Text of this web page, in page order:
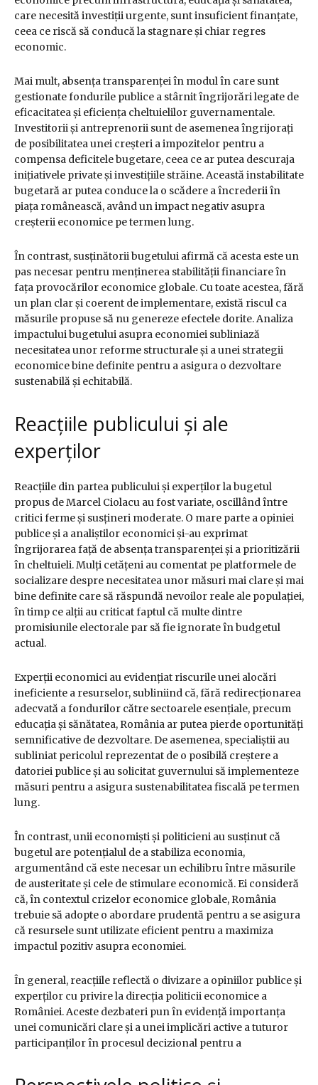
care necesită investiții urgente, sunt insuficient finanțate,
ceea ce riscă să conducă la stagnare și chiar regres
economic.
Mai mult, absența transparenței în modul în care sunt
gestionate fondurile publice a stârnit îngrijorări legate de
eficacitatea și eficiența cheltuielilor guvernamentale.
Investitorii și antreprenorii sunt de asemenea îngrijorați
de posibilitatea unei creșteri a impozitelor pentru a
compensa deficitele bugetare, ceea ce ar putea descuraja
inițiativele private și investițiile străine. Această instabilitate
bugetară ar putea conduce la o scădere a încrederii în
piața românească, având un impact negativ asupra
creșterii economice pe termen lung.
În contrast, susținătorii bugetului afirmă că acesta este un
pas necesar pentru menținerea stabilității financiare în
fața provocărilor economice globale. Cu toate acestea, fără
un plan clar și coerent de implementare, există riscul ca
măsurile propuse să nu genereze efectele dorite. Analiza
impactului bugetului asupra economiei subliniază
necesitatea unor reforme structurale și a unei strategii
economice bine definite pentru a asigura o dezvoltare
sustenabilă și echitabilă.
Reacțiile publicului și ale
experților
Reacțiile din partea publicului și experților la bugetul
propus de Marcel Ciolacu au fost variate, oscillând între
critici ferme și susțineri moderate. O mare parte a opiniei
publice și a analiștilor economici și-au exprimat
îngrijorarea față de absența transparenței și a prioritizării
în cheltuieli. Mulți cetățeni au comentat pe platformele de
socializare despre necesitatea unor măsuri mai clare și mai
bine definite care să răspundă nevoilor reale ale populației,
în timp ce alții au criticat faptul că multe dintre
promisiunile electorale par să fie ignorate în budgetul
actual.
Experții economici au evidențiat riscurile unei alocări
ineficiente a resurselor, subliniind că, fără redirecționarea
adecvată a fondurilor către sectoarele esențiale, precum
educația și sănătatea, România ar putea pierde oportunități
semnificative de dezvoltare. De asemenea, specialiștii au
subliniat pericolul reprezentat de o posibilă creștere a
datoriei publice și au solicitat guvernului să implementeze
măsuri pentru a asigura sustenabilitatea fiscală pe termen
lung.
În contrast, unii economiști și politicieni au susținut că
bugetul are potențialul de a stabiliza economia,
argumentând că este necesar un echilibru între măsurile
de austeritate și cele de stimulare economică. Ei consideră
că, în contextul crizelor economice globale, România
trebuie să adopte o abordare prudentă pentru a se asigura
că resursele sunt utilizate eficient pentru a maximiza
impactul pozitiv asupra economiei.
În general, reacțiile reflectă o divizare a opiniilor publice și
experților cu privire la direcția politicii economice a
României. Aceste dezbateri pun în evidență importanța
unei comunicări clare și a unei implicări active a tuturor
participanților în procesul decizional pentru a